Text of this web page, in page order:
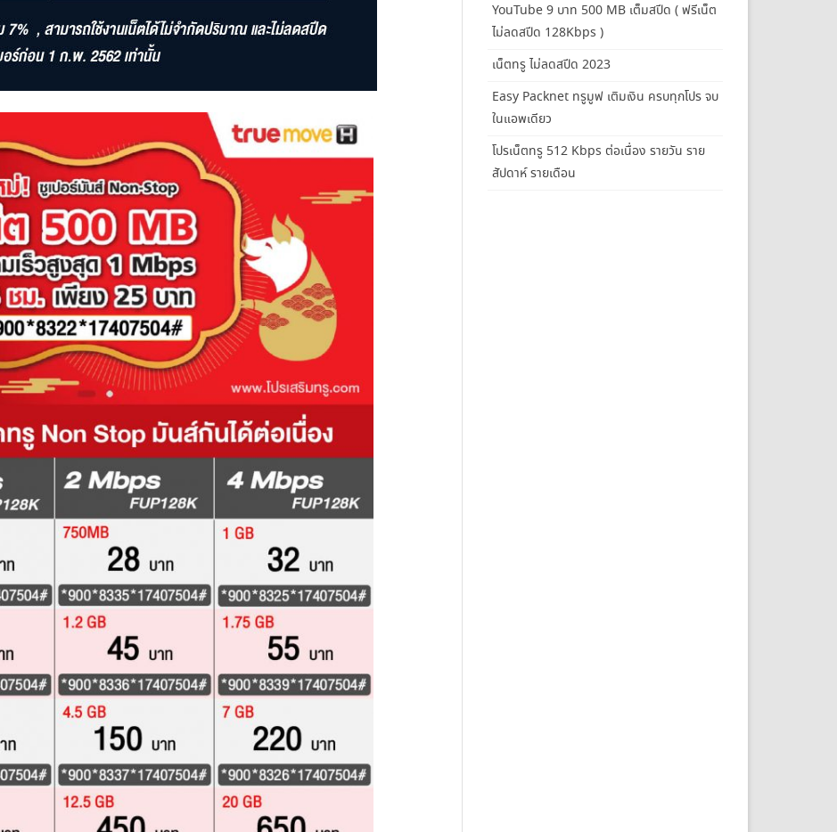
YouTube 9 บาท 500 MB เต็มสปีด ( ฟรีเน็ต
ไม่ลดสปีด 128Kbps )
เน็ตทรู ไม่ลดสปีด 2023
Easy Packnet ทรูมูฟ เติมเงิน ครบทุกโปร จบ
ในแอพเดียว
โปรเน็ตทรู 512 Kbps ต่อเนื่อง รายวัน ราย
สัปดาห์ รายเดือน